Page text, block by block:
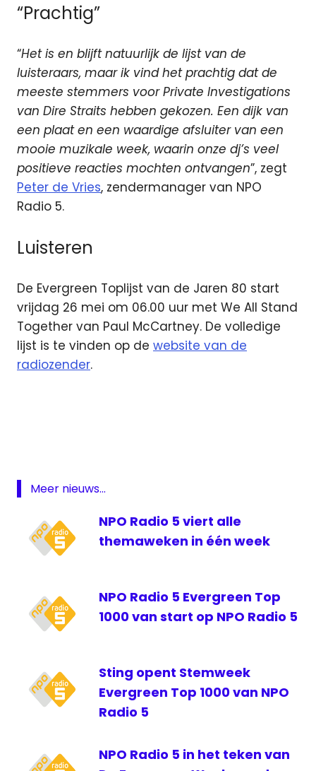
“Prachtig”
“Het is en blijft natuurlijk de lijst van de
luisteraars, maar ik vind het prachtig dat de
meeste stemmers voor Private Investigations
van Dire Straits hebben gekozen. Een dijk van
een plaat en een waardige afsluiter van een
mooie muzikale week, waarin onze dj’s veel
positieve reacties mochten ontvangen”, zegt
Peter de Vries, zendermanager van NPO
Radio 5.
Luisteren
De Evergreen Toplijst van de Jaren 80 start
vrijdag 26 mei om 06.00 uur met We All Stand
Together van Paul McCartney. De volledige
lijst is te vinden op de website van de
radiozender.
Week
Jaren
Meer nieuws...
NPO Radio 5 viert alle
themaweken in één week
NPO Radio 5 Evergreen Top
1000 van start op NPO Radio 5
Sting opent Stemweek
Evergreen Top 1000 van NPO
Radio 5
NPO Radio 5 in het teken van